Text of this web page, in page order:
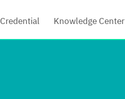
Credential Knowledge Center